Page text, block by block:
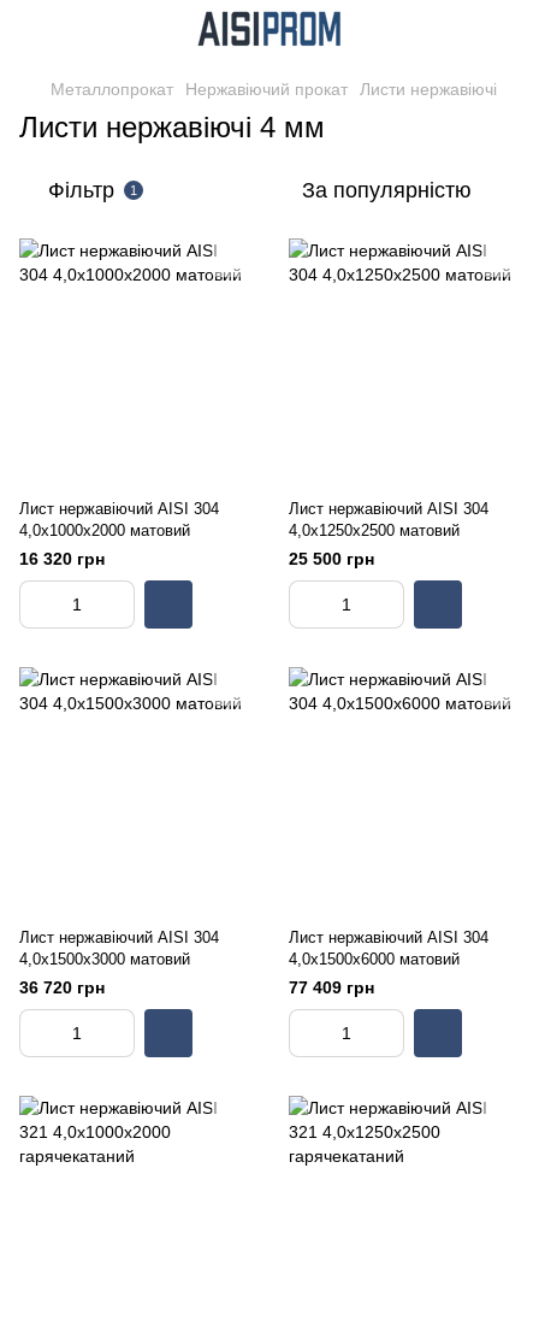
Металлопрокат Нержавіючий прокат Листи нержавіючі
Листи нержавіючі 4 мм
Фільтр 1 За популярністю
Лист нержавіючий AISI 304
4,0х1000х2000 матовий
16 320 грн
Лист нержавіючий AISI 304
4,0х1250х2500 матовий
25 500 грн
Лист нержавіючий AISI 304
4,0х1500х3000 матовий
36 720 грн
Лист нержавіючий AISI 304
4,0х1500х6000 матовий
77 409 грн